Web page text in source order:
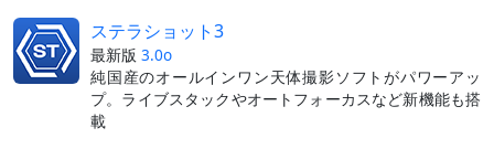
ステラショット3
最新版 3.0o
純国産のオールインワン天体撮影ソフトがパワーアッ
プ。ライブスタックやオートフォーカスなど新機能も搭
載